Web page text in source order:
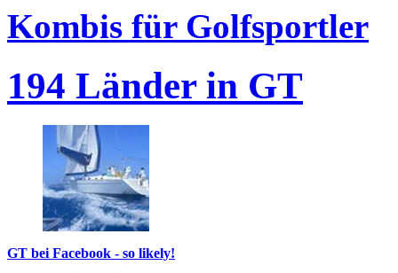
Kombis für Golfsportler
194 Länder in GT
GT bei Facebook - so likely!